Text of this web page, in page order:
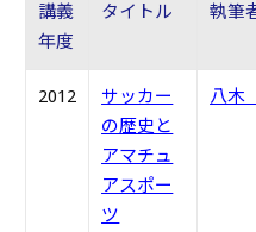
講義
年度
タイトル 執筆
2012
サッカー
の歴史と
アマチュ
アスポー
ツ
八